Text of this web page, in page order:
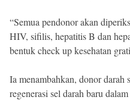
“Semua pendonor akan
HIV, sifilis, hepatitis B dan
bentuk check up kesehatan
Ia menambahkan, donor darah
regenerasi sel darah baru